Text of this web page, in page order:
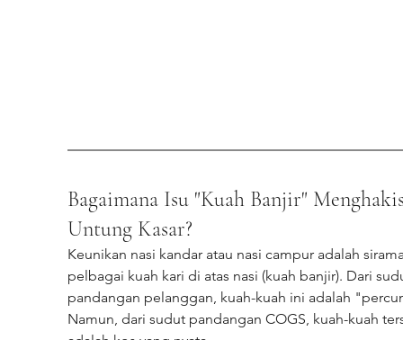
Bagaimana Isu "Kuah Banjir"
Untung Kasar?
Keunikan nasi kandar atau nasi campur adalah
pelbagai kuah kari di atas nasi (kuah banjir). Dari
pandangan pelanggan, kuah-kuah ini adalah
Namun, dari sudut pandangan COGS, kuah-kuah